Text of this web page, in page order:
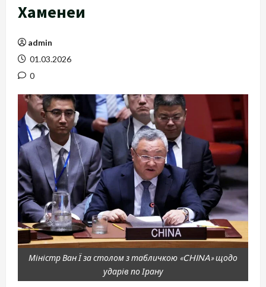
Хаменеи
admin
01.03.2026
0
Міністр Ван Ї за столом з табличкою «CHINA» щодо
ударів по Ірану